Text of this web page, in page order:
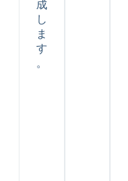
成
し
ま
す
。